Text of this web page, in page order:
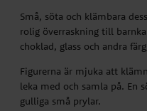
Små, söta och klämbara
rolig överraskning till
choklad, glass och andra
Figurerna är mjuka att
leka med och samla på. En
gulliga små prylar.